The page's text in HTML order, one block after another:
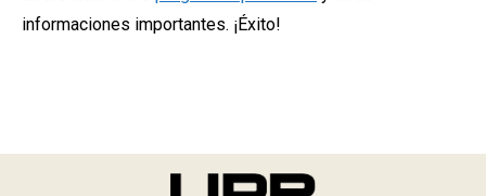
informaciones importantes. ¡Éxito!